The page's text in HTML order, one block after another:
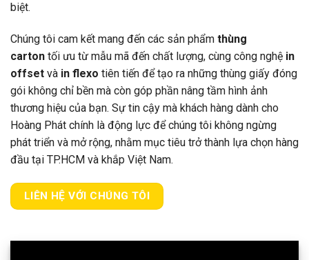
biệt.
Chúng tôi cam kết mang đến các sản phẩm thùng
carton tối ưu từ mẫu mã đến chất lượng, cùng công nghệ in
offset và in flexo tiên tiến để tạo ra những thùng giấy đóng
gói không chỉ bền mà còn góp phần nâng tầm hình ảnh
thương hiệu của bạn. Sự tin cậy mà khách hàng dành cho
Hoàng Phát chính là động lực để chúng tôi không ngừng
phát triển và mở rộng, nhằm mục tiêu trở thành lựa chọn hàng
đầu tại TP.HCM và khắp Việt Nam.
LIÊN HỆ VỚI CHÚNG TÔI